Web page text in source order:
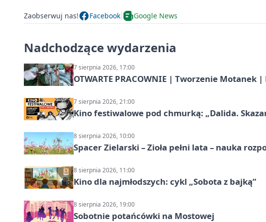
Zaobserwuj nas! Facebook Google News
Nadchodzące wydarzenia
7 sierpnia 2026, 17:00
OTWARTE PRACOWNIE | Tworzenie Motanek |
7 sierpnia 2026, 21:00
Kino festiwalowe pod chmurką: „Dalida.
8 sierpnia 2026, 10:00
Spacer Zielarski – Zioła pełni lata – nauka
8 sierpnia 2026, 11:00
Kino dla najmłodszych: cykl „Sobota z bajką”
8 sierpnia 2026, 19:00
Sobotnie potańcówki na Mostowej